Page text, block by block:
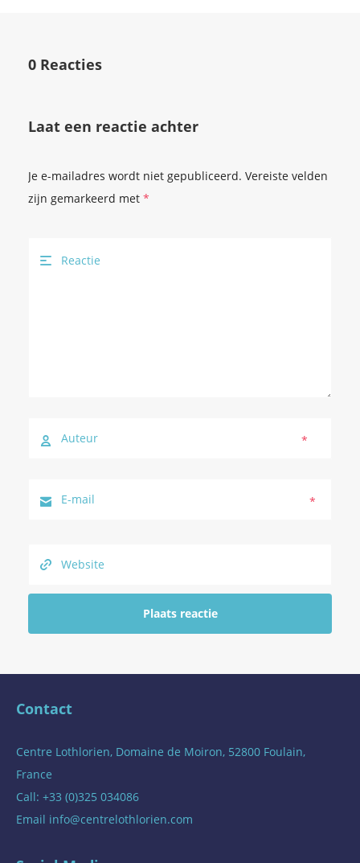
0 Reacties
Laat een reactie achter
Je e-mailadres wordt niet gepubliceerd. Vereiste velden
zijn gemarkeerd met *
*
*
Contact
Centre Lothlorien, Domaine de Moiron, 52800 Foulain,
France
Call: +33 (0)325 034086
Email info@centrelothlorien.com